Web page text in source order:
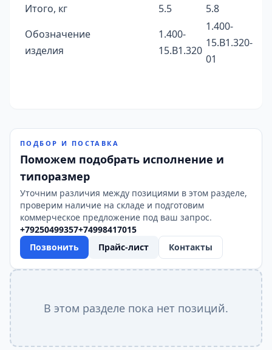
Итого, кг 5.5
5.8
Обозначение
изделия
1.400-
15.B1.320
1.400-
15.B1.320-
01
ПОДБОР И ПОСТАВКА
Поможем подобрать исполнение и
типоразмер
Уточним различия между позициями в этом разделе,
проверим наличие на складе и подготовим
коммерческое предложение под ваш запрос.
+79250499357+74998417015
Позвонить
Прайс-лист Контакты
В этом разделе пока нет позиций.